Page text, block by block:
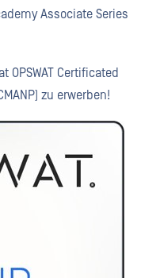
Associate Series
OPSWAT Certificated
zu erwerben!